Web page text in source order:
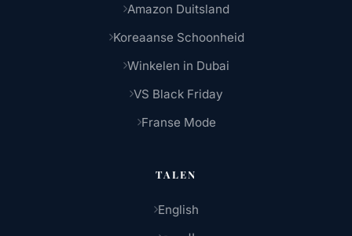
Amazon Duitsland
Koreaanse Schoonheid
Winkelen in Dubai
VS Black Friday
Franse Mode
TALEN
English